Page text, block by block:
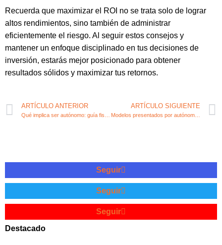
Recuerda que maximizar el ROI no se trata solo de lograr
altos rendimientos, sino también de administrar
eficientemente el riesgo. Al seguir estos consejos y
mantener un enfoque disciplinado en tus decisiones de
inversión, estarás mejor posicionado para obtener
resultados sólidos y maximizar tus retornos.
ARTÍCULO ANTERIOR ARTÍCULO SIGUIENTE
Modelos presentados por autónomos: tendencias en emprendimiento y fiscalidad
Seguir
Seguir
Seguir
Destacado